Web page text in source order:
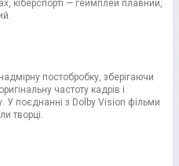
кіберспорті — геймплей плавний,
постобробку, зберігаючи
частоту кадрів і
У поєднанні з Dolby Vision фільми
творці.